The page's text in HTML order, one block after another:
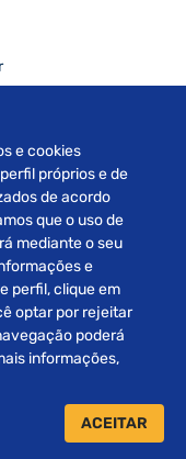
PESQUISAR
Desenvolvido por
e cookies
próprios e de
de acordo
que o uso de
mediante o seu
e
perfil, clique em
optar por rejeitar
poderá
informações,
ACEITAR